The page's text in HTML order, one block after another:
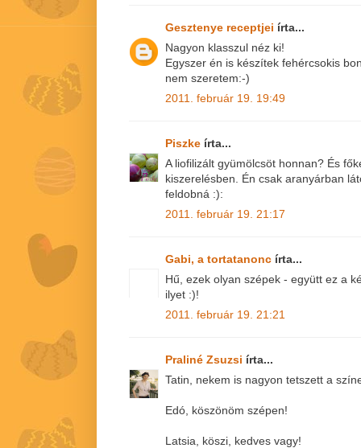
Gesztenye receptjei írta...
Nagyon klasszul néz ki!
Egyszer én is készítek fehércsokis
nem szeretem:-)
2011. február 19. 19:49
Piszke írta...
A liofilizált gyümölcsöt honnan? És
kiszerelésben. Én csak aranyárban
feldobná :):
2011. február 19. 21:17
Gabi, a tortatanonc írta...
Hű, ezek olyan szépek - együtt ez a
ilyet :)!
2011. február 19. 21:21
Praliné Zsuzsi írta...
Tatin, nekem is nagyon tetszett a
Edó, köszönöm szépen!
Latsia, köszi, kedves vagy!